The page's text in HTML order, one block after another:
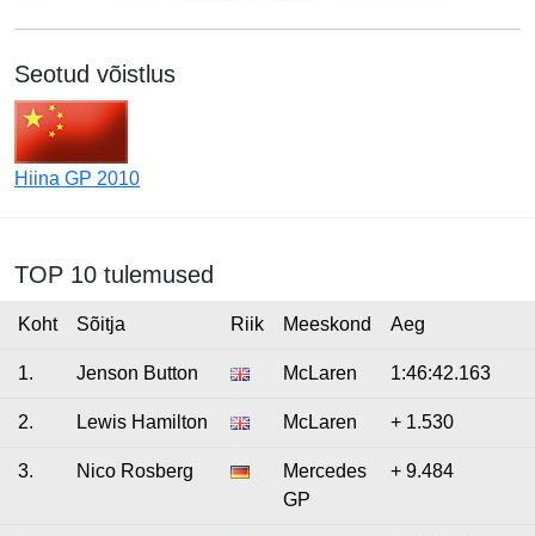
Seotud võistlus
Hiina GP 2010
TOP 10 tulemused
Koht Sõitja Riik Meeskond Aeg
1. Jenson Button McLaren 1:46:42.163
2. Lewis Hamilton McLaren + 1.530
3. Nico Rosberg
Mercedes
GP
+ 9.484